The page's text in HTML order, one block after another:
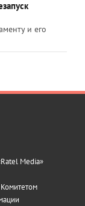
и его
Media»